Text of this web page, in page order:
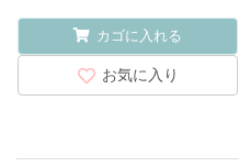
カゴに入れる
お気に入り